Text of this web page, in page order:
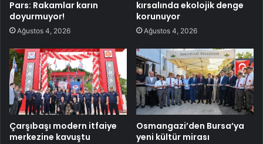
Pars: Rakamlar karın
doyurmuyor!
Ağustos 4, 2026
kırsalında ekolojik denge
korunuyor
Ağustos 4, 2026
Çarşıbaşı modern itfaiye
merkezine kavuştu
Osmangazi’den Bursa’ya
yeni kültür mirası